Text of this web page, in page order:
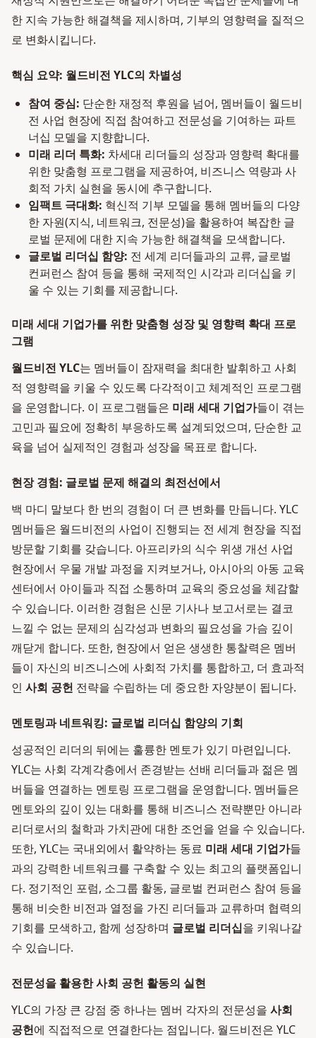
한 지속 가능한 해결책을 제시하며, 기부의 영향력을 질적으
로 변화시킵니다.
핵심 요약: 월드비전 YLC의 차별성
참여 중심: 단순한 재정적 후원을 넘어, 멤버들이 월드비
전 사업 현장에 직접 참여하고 전문성을 기여하는 파트
너십 모델을 지향합니다.
미래 리더 특화: 차세대 리더들의 성장과 영향력 확대를
위한 맞춤형 프로그램을 제공하여, 비즈니스 역량과 사
회적 가치 실현을 동시에 추구합니다.
임팩트 극대화: 혁신적 기부 모델을 통해 멤버들의 다양
한 자원(지식, 네트워크, 전문성)을 활용하여 복잡한 글
로벌 문제에 대한 지속 가능한 해결책을 모색합니다.
글로벌 리더십 함양: 전 세계 리더들과의 교류, 글로벌
컨퍼런스 참여 등을 통해 국제적인 시각과 리더십을 키
울 수 있는 기회를 제공합니다.
미래 세대 기업가를 위한 맞춤형 성장 및 영향력 확대 프로
그램
월드비전 YLC는 멤버들이 잠재력을 최대한 발휘하고 사회
적 영향력을 키울 수 있도록 다각적이고 체계적인 프로그램
을 운영합니다. 이 프로그램들은 미래 세대 기업가들이 겪는
고민과 필요에 정확히 부응하도록 설계되었으며, 단순한 교
육을 넘어 실제적인 경험과 성장을 목표로 합니다.
현장 경험: 글로벌 문제 해결의 최전선에서
백 마디 말보다 한 번의 경험이 더 큰 변화를 만듭니다. YLC
멤버들은 월드비전의 사업이 진행되는 전 세계 현장을 직접
방문할 기회를 갖습니다. 아프리카의 식수 위생 개선 사업
현장에서 우물 개발 과정을 지켜보거나, 아시아의 아동 교육
센터에서 아이들과 직접 소통하며 교육의 중요성을 체감할
수 있습니다. 이러한 경험은 신문 기사나 보고서로는 결코
느낄 수 없는 문제의 심각성과 변화의 필요성을 가슴 깊이
깨닫게 합니다. 또한, 현장에서 얻은 생생한 통찰력은 멤버
들이 자신의 비즈니스에 사회적 가치를 통합하고, 더 효과적
인 사회 공헌 전략을 수립하는 데 중요한 자양분이 됩니다.
멘토링과 네트워킹: 글로벌 리더십 함양의 기회
성공적인 리더의 뒤에는 훌륭한 멘토가 있기 마련입니다.
YLC는 사회 각계각층에서 존경받는 선배 리더들과 젊은 멤
버들을 연결하는 멘토링 프로그램을 운영합니다. 멤버들은
멘토와의 깊이 있는 대화를 통해 비즈니스 전략뿐만 아니라
리더로서의 철학과 가치관에 대한 조언을 얻을 수 있습니다.
또한, YLC는 국내외에서 활약하는 동료 미래 세대 기업가들
과의 강력한 네트워크를 구축할 수 있는 최고의 플랫폼입니
다. 정기적인 포럼, 소그룹 활동, 글로벌 컨퍼런스 참여 등을
통해 비슷한 비전과 열정을 가진 리더들과 교류하며 협력의
기회를 모색하고, 함께 성장하며 글로벌 리더십을 키워나갈
수 있습니다.
전문성을 활용한 사회 공헌 활동의 실현
YLC의 가장 큰 강점 중 하나는 멤버 각자의 전문성을 사회
공헌에 직접적으로 연결한다는 점입니다. 월드비전은 YLC